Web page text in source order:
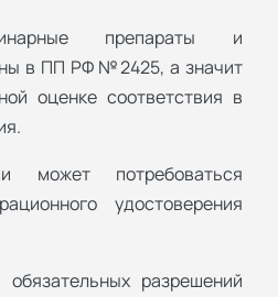
препараты и
в ПП РФ №2425, а значит
оценке соответствия в
может потребоваться
удостоверения
разрешений